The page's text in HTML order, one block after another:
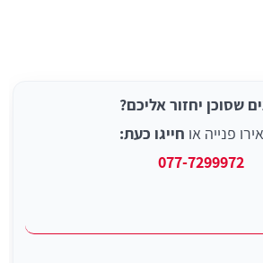
שסוכן יחזור אליכם?
פנייה או חייגו כעת:
077-7299972